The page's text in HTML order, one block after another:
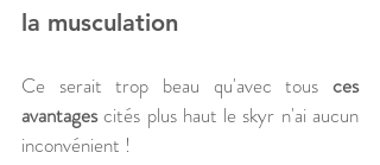
la musculation
Ce serait trop beau qu'avec tous ces
avantages cités plus haut le skyr n'ai aucun
inconvénient !